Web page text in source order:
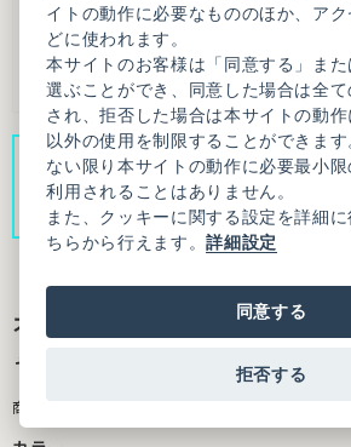
オーガニックコットンワッシ
ャミ ワンピース
商品番号：3101OP013261F99
イトの動作に必要なもののほか、ア
どに使われます。
本サイトのお客様は「同意する」ま
選ぶことができ、同意した場合は全
され、拒否した場合は本サイトの動
以外の使用を制限することができま
ない限り本サイトの動作に必要最小
利用されることはありません。
また、クッキーに関する設定を詳細
ちらから行えます。詳細設定
同意する
拒否する